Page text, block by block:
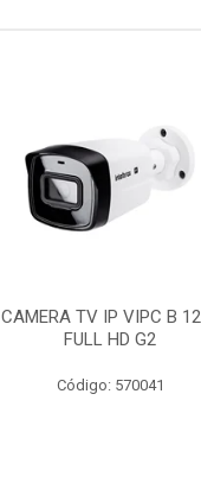
CAMERA TV IP VIPC B
FULL HD G2
Código: 570041